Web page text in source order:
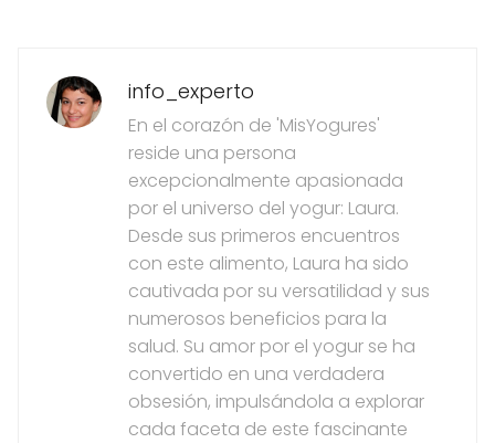
info_experto
En el corazón de 'MisYogures'
reside una persona
excepcionalmente apasionada
por el universo del yogur: Laura.
Desde sus primeros encuentros
con este alimento, Laura ha sido
cautivada por su versatilidad y sus
numerosos beneficios para la
salud. Su amor por el yogur se ha
convertido en una verdadera
obsesión, impulsándola a explorar
cada faceta de este fascinante